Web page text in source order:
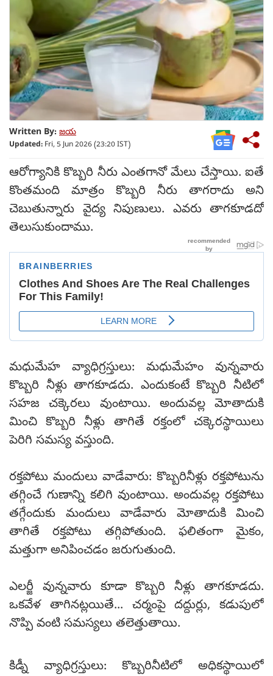
Written By: జయ
Updated: Fri, 5 Jun 2026 (23:20 IST)
ఆరోగ్యానికి కొబ్బరి నీరు ఎంతగానో మేలు చేస్తాయి. ఐతే
కొంతమంది మాత్రం కొబ్బరి నీరు తాగరాదు అని
చెబుతున్నారు వైద్య నిపుణులు. ఎవరు తాగకూడదో
తెలుసుకుందాము.
మధుమేహ వ్యాధిగ్రస్తులు: మధుమేహం వున్నవారు
కొబ్బరి నీళ్లు తాగకూడదు. ఎందుకంటే కొబ్బరి నీటిలో
సహజ చక్కెరలు వుంటాయి. అందువల్ల మోతాదుకి
మించి కొబ్బరి నీళ్లు తాగితే రక్తంలో చక్కెరస్థాయిలు
పెరిగి సమస్య వస్తుంది.
రక్తపోటు మందులు వాడేవారు: కొబ్బరినీళ్లు రక్తపోటును
తగ్గించే గుణాన్ని కలిగి వుంటాయి. అందువల్ల రక్తపోటు
తగ్గేందుకు మందులు వాడేవారు మోతాదుకి మించి
తాగితే రక్తపోటు తగ్గిపోతుంది. ఫలితంగా మైకం,
మత్తుగా అనిపించడం జరుగుతుంది.
ఎలర్జీ వున్నవారు కూడా కొబ్బరి నీళ్లు తాగకూడదు.
ఒకవేళ తాగినట్లయితే... చర్మంపై దద్దుర్లు, కడుపులో
నొప్పి వంటి సమస్యలు తలెత్తుతాయి.
కిడ్నీ వ్యాధిగ్రస్తులు: కొబ్బరినీటిలో అధికస్థాయిలో